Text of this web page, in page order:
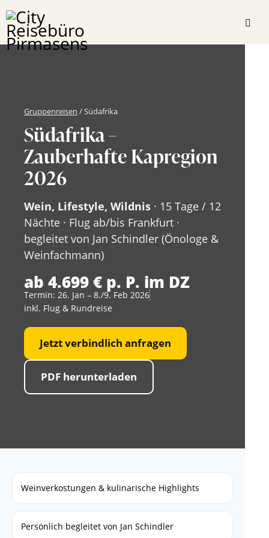
Gruppenreisen /Südafrika
Südafrika –
Zauberhafte Kapregion
2026
Wein, Lifestyle, Wildnis · 15 Tage / 12
Nächte · Flug ab/bis Frankfurt ·
begleitet von Jan Schindler (Önologe &
Weinfachmann)
ab 4.699 € p. P. im DZ
Termin: 26. Jan – 8./9. Feb 2026
inkl. Flug & Rundreise
Jetzt verbindlich anfragen
PDF herunterladen
Weinverkostungen & kulinarische Highlights
Persönlich begleitet von Jan Schindler